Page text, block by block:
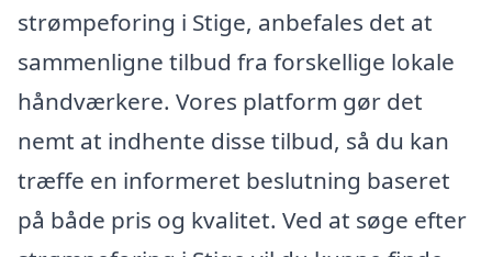
strømpeforing i Stige, anbefales det at
sammenligne tilbud fra forskellige lokale
håndværkere. Vores platform gør det
nemt at indhente disse tilbud, så du kan
træffe en informeret beslutning baseret
på både pris og kvalitet. Ved at søge efter